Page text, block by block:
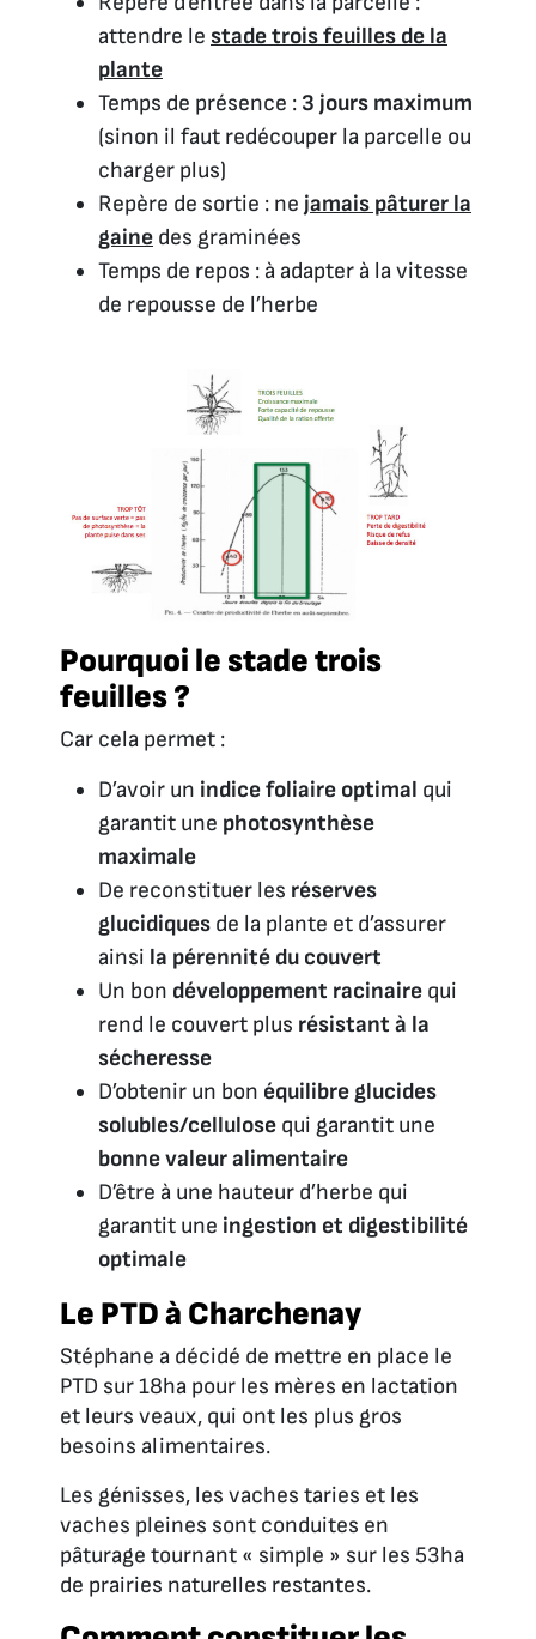
attendre le stade trois feuilles de la
plante
Temps de présence : 3 jours maximum
(sinon il faut redécouper la parcelle ou
charger plus)
Repère de sortie : ne jamais pâturer la
gaine des graminées
Temps de repos : à adapter à la vitesse
de repousse de l’herbe
Pourquoi le stade trois
feuilles ?
Car cela permet :
D’avoir un indice foliaire optimal qui
garantit une photosynthèse
maximale
De reconstituer les réserves
glucidiques de la plante et d’assurer
ainsi la pérennité du couvert
Un bon développement racinaire qui
rend le couvert plus résistant à la
sécheresse
D’obtenir un bon équilibre glucides
solubles/cellulose qui garantit une
bonne valeur alimentaire
D’être à une hauteur d’herbe qui
garantit une ingestion et digestibilité
optimale
Le PTD à Charchenay
Stéphane a décidé de mettre en place le
PTD sur 18ha pour les mères en lactation
et leurs veaux, qui ont les plus gros
besoins alimentaires.
Les génisses, les vaches taries et les
vaches pleines sont conduites en
pâturage tournant « simple » sur les 53ha
de prairies naturelles restantes.